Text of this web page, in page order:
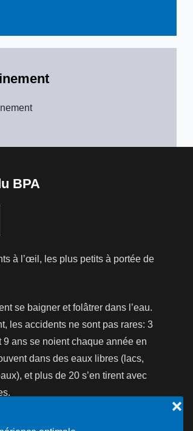
❌
BPA
à l’œil, les plus petits à portée de
se baigner et folâtrer dans l’eau.
les accidents ne sont pas rares: 3
9 ans se noient chaque année en
dans des eaux libres (lacs,
et plus de 20 s’en tirent avec